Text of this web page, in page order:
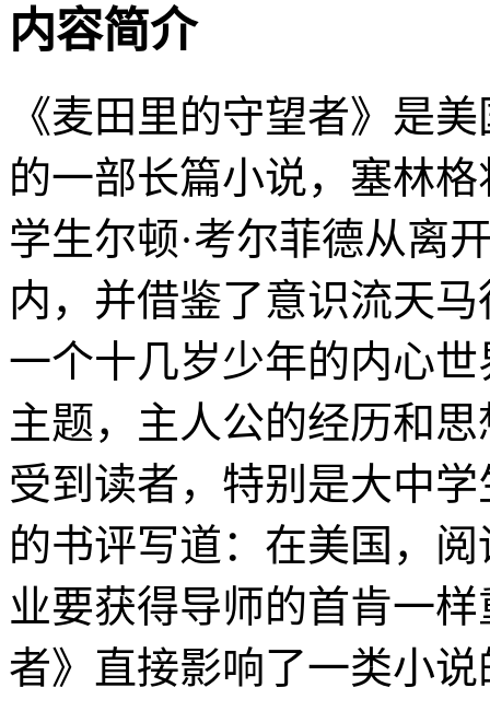
内容简介
《麦田里的守望者》是
的一部长篇小说，塞林
学生尔顿·考尔菲德从离
内，并借鉴了意识流天
一个十几岁少年的内心
主题，主人公的经历和
受到读者，特别是大中
的书评写道：在美国，
业要获得导师的首肯一
者》直接影响了一类小